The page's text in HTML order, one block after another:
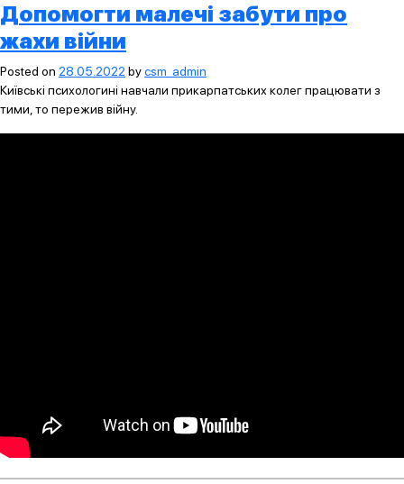
Допомогти малечі забути про
жахи війни
Posted on 28.05.2022 bycsm_admin
Київські психологині навчали прикарпатських колег працювати з
тими, то пережив війну.